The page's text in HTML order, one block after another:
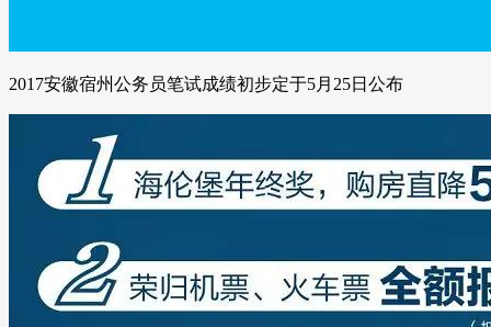
2017安徽宿州公务员笔试成绩初步定于5月25日公布